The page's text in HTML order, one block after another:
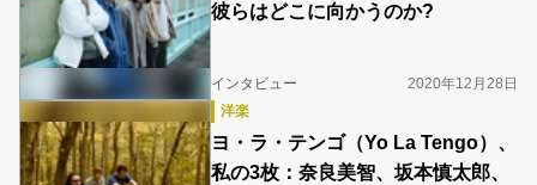
彼らはどこに向かうのか?
インタビュー
2020年12月28日
洋楽
ヨ・ラ・テンゴ（Yo La Tengo）、
私の3枚：奈良美智、坂本慎太郎、